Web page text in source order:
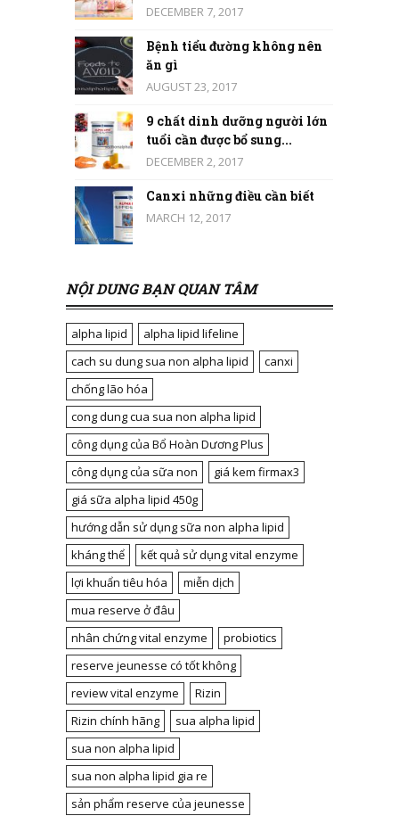
DECEMBER 7, 2017
Bệnh tiểu đường không nên
ăn gì
AUGUST 23, 2017
9 chất dinh dưỡng người lớn
tuổi cần được bổ sung...
DECEMBER 2, 2017
Canxi những điều cần biết
MARCH 12, 2017
NỘI DUNG BẠN QUAN TÂM
alpha lipid
alpha lipid lifeline
cach su dung sua non alpha lipid
canxi
chống lão hóa
cong dung cua sua non alpha lipid
công dụng của Bổ Hoàn Dương Plus
công dụng của sữa non
giá kem firmax3
giá sữa alpha lipid 450g
hướng dẫn sử dụng sữa non alpha lipid
kháng thể
kết quả sử dụng vital enzyme
lợi khuẩn tiêu hóa
miễn dịch
mua reserve ở đâu
nhân chứng vital enzyme
probiotics
reserve jeunesse có tốt không
review vital enzyme
Rizin
Rizin chính hãng
sua alpha lipid
sua non alpha lipid
sua non alpha lipid gia re
sản phẩm reserve của jeunesse